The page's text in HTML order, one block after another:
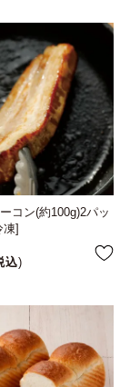
コン(約100g)2パッ
凍]
込